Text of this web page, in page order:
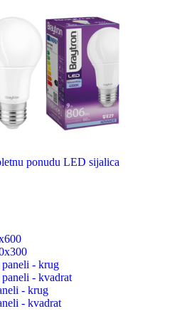
ponudu LED sijalica
- krug
- kvadrat
- krug
- kvadrat